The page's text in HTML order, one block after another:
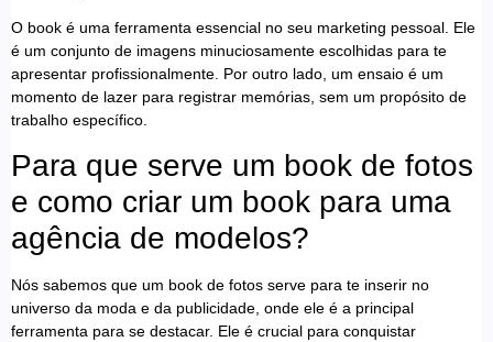
O book é uma ferramenta essencial no seu marketing pessoal. Ele
é um conjunto de imagens minuciosamente escolhidas para te
apresentar profissionalmente. Por outro lado, um ensaio é um
momento de lazer para registrar memórias, sem um propósito de
trabalho específico.
Para que serve um book de fotos
e como criar um book para uma
agência de modelos?
Nós sabemos que um book de fotos serve para te inserir no
universo da moda e da publicidade, onde ele é a principal
ferramenta para se destacar. Ele é crucial para conquistar